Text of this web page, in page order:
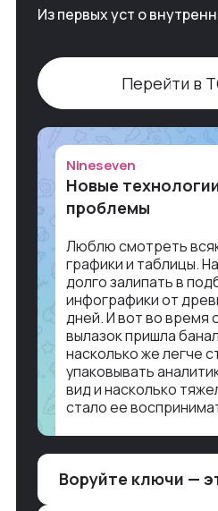
Из первых уст о
Перейти в
Nineseven
Новые
проблемы
Люблю смотреть
графики и таблицы.
долго залипать в
инфографики от
дней. И вот во время
вылазок пришла
насколько же легче
упаковывать
вид и насколько
стало ее
аналитикой лет 15
Воруйте ключи —